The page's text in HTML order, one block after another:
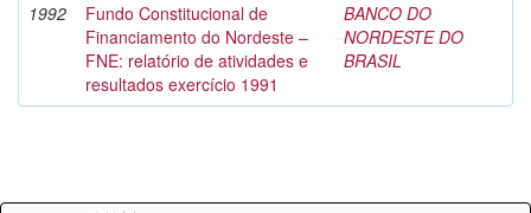
1992
Fundo Constitucional de
Financiamento do Nordeste –
FNE: relatório de atividades e
resultados exercício 1991
BANCO DO
NORDESTE DO
BRASIL